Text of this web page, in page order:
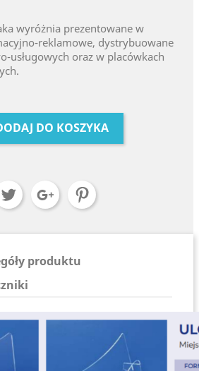
wyróżnia prezentowane w
reklamowe, dystrybuowane
usługowych oraz w placówkach
DO KOSZYKA
produktu